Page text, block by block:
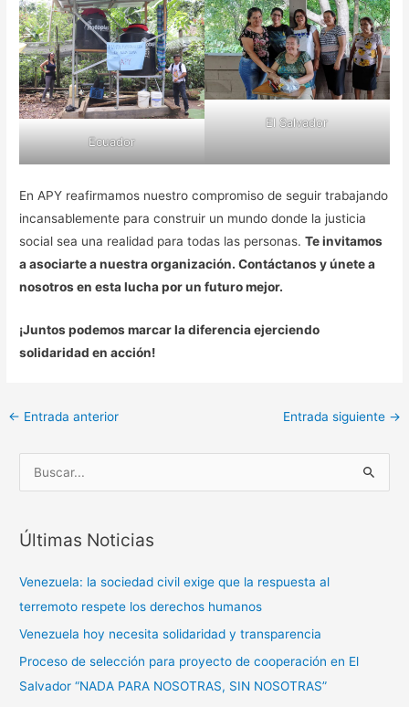
Ecuador
El Salvador
En APY reafirmamos nuestro compromiso de seguir trabajando
incansablemente para construir un mundo donde la justicia
social sea una realidad para todas las personas.Te invitamos
a asociarte a nuestra organización. Contáctanos y únete a
nosotros en esta lucha por un futuro mejor.
¡Juntos podemos marcar la diferencia ejerciendo
solidaridad en acción!
← Entrada anterior Entrada siguiente →
c
a
r
Últimas Noticias
Venezuela: la sociedad civil exige que la respuesta al
terremoto respete los derechos humanos
Venezuela hoy necesita solidaridad y transparencia
Proceso de selección para proyecto de cooperación en El
Salvador “NADA PARA NOSOTRAS, SIN NOSOTRAS”